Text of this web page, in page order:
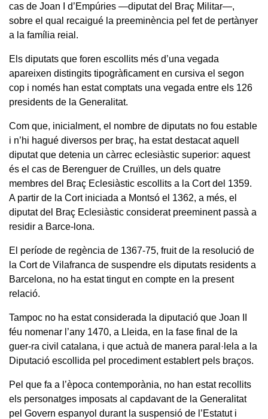
cas de Joan I d’Empúries —diputat del Braç Militar—,
sobre el qual recaigué la preeminència pel fet de pertànyer
a la família reial.
Els diputats que foren escollits més d’una vegada
apareixen distingits tipogràficament en cursiva el segon
cop i només han estat comptats una vegada entre els 126
presidents de la Generalitat.
Com que, inicialment, el nombre de diputats no fou estable
i n’hi hagué diversos per braç, ha estat destacat aquell
diputat que detenia un càrrec eclesiàstic superior: aquest
és el cas de Berenguer de Cruïlles, un dels quatre
membres del Braç Eclesiàstic escollits a la Cort del 1359.
A partir de la Cort iniciada a Montsó el 1362, a més, el
diputat del Braç Eclesiàstic considerat preeminent passà a
residir a Barce-lona.
El període de regència de 1367-75, fruit de la resolució de
la Cort de Vilafranca de suspendre els diputats residents a
Barcelona, no ha estat tingut en compte en la present
relació.
Tampoc no ha estat considerada la diputació que Joan II
féu nomenar l’any 1470, a Lleida, en la fase final de la
guer-ra civil catalana, i que actuà de manera paral·lela a la
Diputació escollida pel procediment establert pels braços.
Pel que fa a l’època contemporània, no han estat recollits
els personatges imposats al capdavant de la Generalitat
pel Govern espanyol durant la suspensió de l’Estatut i